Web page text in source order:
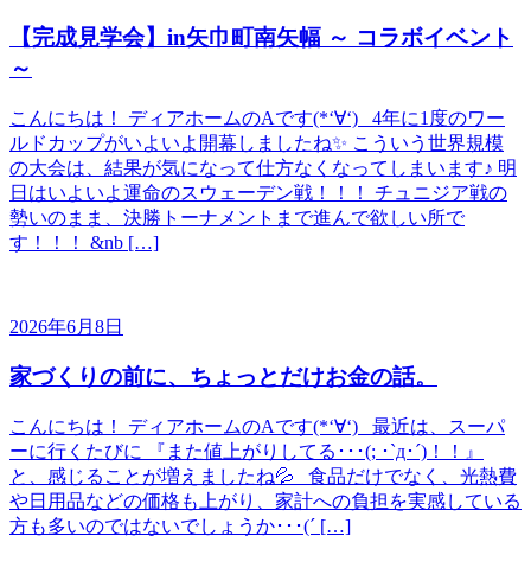
【完成見学会】in矢巾町南矢幅 ～ コラボイベント
～
こんにちは！ ディアホームのAです(*‘∀‘) 4年に1度のワー
ルドカップがいよいよ開幕しましたね✨ こういう世界規模
の大会は、結果が気になって仕方なくなってしまいます♪ 明
日はいよいよ運命のスウェーデン戦！！！ チュニジア戦の
勢いのまま、決勝トーナメントまで進んで欲しい所で
す！！！ &nb […]
2026年6月8日
家づくりの前に、ちょっとだけお金の話。
こんにちは！ ディアホームのAです(*‘∀‘) 最近は、スーパ
ーに行くたびに 『また値上がりしてる･･･(; ･`д･´)！！』
と、感じることが増えましたね💦 食品だけでなく、光熱費
や日用品などの価格も上がり、家計への負担を実感している
方も多いのではないでしょうか･･･(´ […]